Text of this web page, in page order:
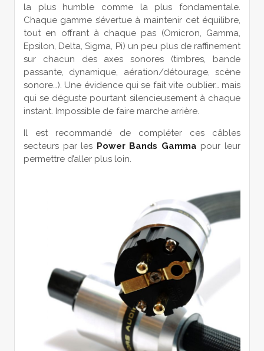
la plus humble comme la plus fondamentale.
Chaque gamme s’évertue à maintenir cet équilibre,
tout en offrant à chaque pas (Omicron, Gamma,
Epsilon, Delta, Sigma, Pi) un peu plus de raffinement
sur chacun des axes sonores (timbres, bande
passante, dynamique, aération/détourage, scène
sonore…). Une évidence qui se fait vite oublier… mais
qui se déguste pourtant silencieusement à chaque
instant. Impossible de faire marche arrière.
Il est recommandé de compléter ces câbles
secteurs par les Power Bands Gamma pour leur
permettre d’aller plus loin.